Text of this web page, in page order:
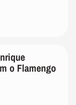
o Flamengo